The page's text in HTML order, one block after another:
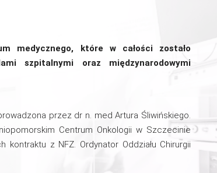
medycznego, które w całości zostało
szpitalnymi oraz międzynarodowymi
przez dr n. med Artura Śliwińskiego.
Centrum Onkologii w Szczecinie
z NFZ. Ordynator Oddziału Chirurgii